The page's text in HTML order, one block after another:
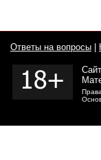
Ответы на вопросы